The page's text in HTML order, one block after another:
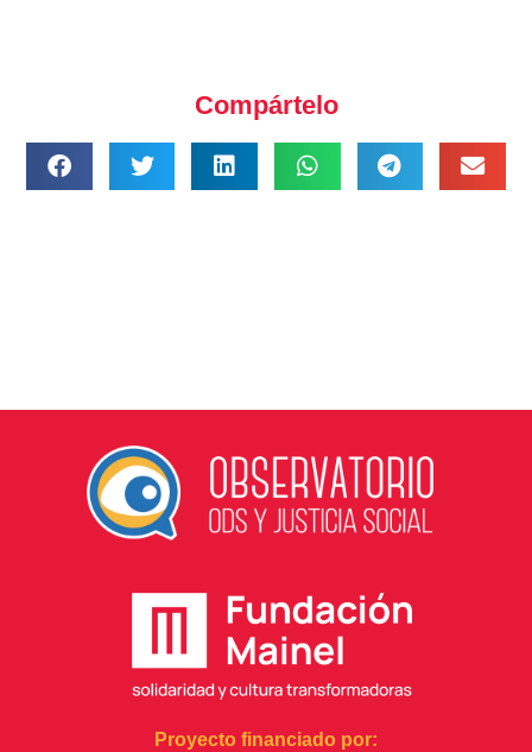
Compártelo
Proyecto financiado por: